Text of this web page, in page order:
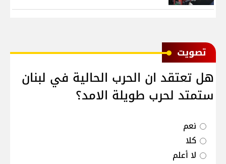
ﺗﺼﻮﻳﺖ
هل تعتقد ان الحرب الحالية في لبنان
ستمتد لحرب طويلة الامد؟
نعم
كلا
لا أعلم